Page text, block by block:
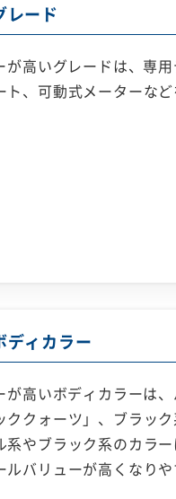
レード
高いグレードは、専
、可動式メーターなど
ディカラー
高いボディカラーは
クォーツ」、ブラッ
やブラック系のカラ
バリューが高くなりや